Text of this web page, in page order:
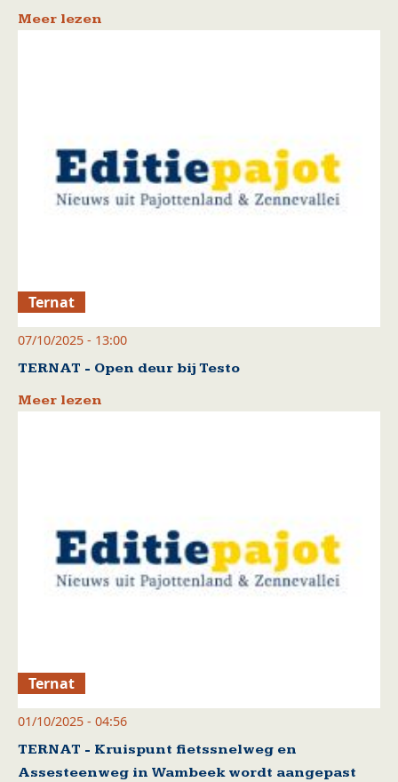
Meer lezen
Ternat
07/10/2025 - 13:00
TERNAT - Open deur bij Testo
Meer lezen
Ternat
01/10/2025 - 04:56
TERNAT - Kruispunt fietssnelweg en
Assesteenweg in Wambeek wordt aangepast